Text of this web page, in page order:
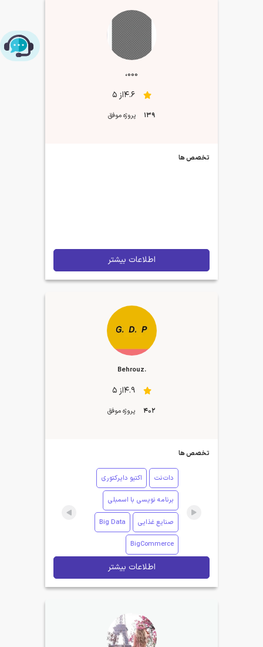
۰۰۰،
4.6از 5
139 پروژه موفق
تخصص ها
اطلاعات بیشتر
.Behrouz
4.9از 5
402 پروژه موفق
تخصص ها
دات‌نت اکتیو دایرکتوری
برنامه نویسی با اسمبلی
صنایع غذایی Big Data
BigCommerce
اطلاعات بیشتر
چت با پشتیبانی پارس‌کدرز